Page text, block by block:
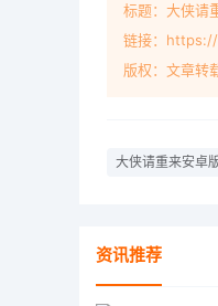
标题：大侠请
链接：
版权：文章转
大侠请重来安卓
资讯推荐